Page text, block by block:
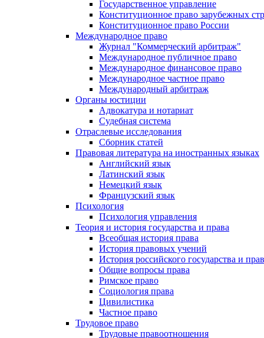
Государственное управление
Конституционное право зарубежных
Конституционное право России
Международное право
Журнал "Коммерческий арбитраж"
Международное публичное право
Международное финансовое право
Международное частное право
Международный арбитраж
Органы юстиции
Адвокатура и нотариат
Судебная система
Отраслевые исследования
Сборник статей
Правовая литература на иностранных языках
Английский язык
Латинский язык
Немецкий язык
Французский язык
Психология
Психология управления
Теория и история государства и права
Всеобщая история права
История правовых учений
История российского государства и
Общие вопросы права
Римское право
Социология права
Цивилистика
Частное право
Трудовое право
Трудовые правоотношения